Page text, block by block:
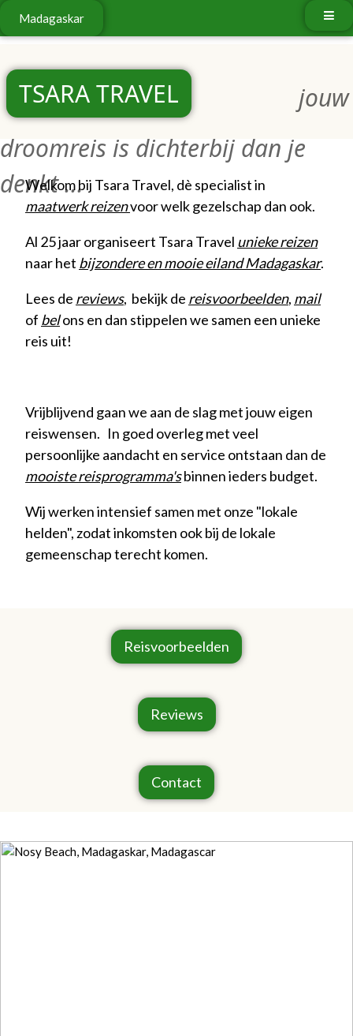
Madagaskar
TSARA TRAVEL
jouw
droomreis is dichterbij dan je
denkt ...
Welkom bij Tsara Travel, dè specialist in
maatwerk reizenvoor welk gezelschap dan ook.
Al 25 jaar organiseert Tsara Travel unieke reizen
naar het bijzondere en mooie eiland Madagaskar.
Lees de reviews, bekijk de reisvoorbeelden, mail
of belons en dan stippelen we samen een unieke
reis uit!
Vrijblijvend gaan we aan de slag met jouw eigen
reiswensen. In goed overleg met veel
persoonlijke aandacht en service ontstaan dan de
mooiste reisprogramma'sbinnen ieders budget.
Wij werken intensief samen met onze "lokale
helden", zodat inkomsten ook bij de lokale
gemeenschap terecht komen.
Reisvoorbeelden
Reviews
Contact